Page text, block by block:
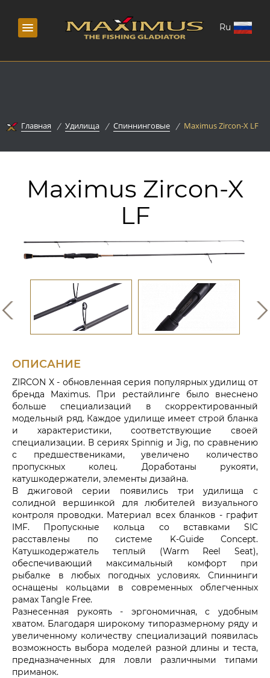
Ru
Главная Удилища Спиннинговые Maximus Zircon-X LF
Maximus Zircon-X
LF
ОПИСАНИЕ
ZIRСON X - обновленная серия популярных удилищ от
бренда Maximus. При рестайлинге было внеснено
больше специализаций в скорректированный
модельный ряд. Каждое удилище имеет строй бланка
и характеристики, соответствующие своей
специализации. В сериях Spinnig и Jig, по сравнению
с предшествениками, увеличено количество
пропускных колец. Доработаны рукояти,
катушкодержатели, элементы дизайна.
В джиговой серии появились три удилища с
солидной вершинкой для любителей визуального
контроля проводки. Материал всех бланков - графит
IMF. Пропускные кольца со вставками SIC
расставлены по системе K-Guide Concept.
Катушкодержатель теплый (Warm Reel Seat),
обеспечивающий максимальный комфорт при
рыбалке в любых погодных условиях. Спиннинги
оснащены кольцами в современных облегченных
рамах Tangle Free.
Разнесенная рукоять - эргономичная, с удобным
хватом. Благодаря широкому типоразмерному ряду и
увеличенному количеству специализаций появилась
возможность выбора моделей разной длины и теста,
предназначенных для ловли различными типами
приманок.